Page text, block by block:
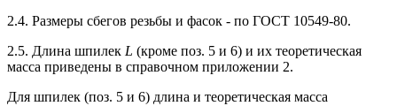
2.4. Размеры сбегов резьбы и фасок - по ГОСТ 10549-80.
2.5. Длина шпилек L (кроме поз. 5 и 6) и их теоретическая
масса приведены в справочном приложении 2.
Для шпилек (поз. 5 и 6) длина и теоретическая масса